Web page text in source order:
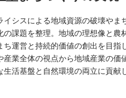
イシスによる地域資源の破壊やま
の課題を整理。地域の理想像と農
ち運営と持続的価値の創出を目指
産業全体の視点から地域産業の価
生活基盤と自然環境の両立に貢献